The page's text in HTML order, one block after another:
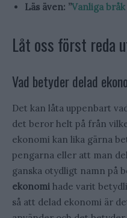
Läs även: ”Vanliga
Låt oss först reda
Vad betyder delad
Det kan låta uppenbart
det beror helt på från
ekonomi kan lika gärna
pengarna eller att man
ganska otydligt namn på
ekonomi hade varit
så att delad ekonomi är